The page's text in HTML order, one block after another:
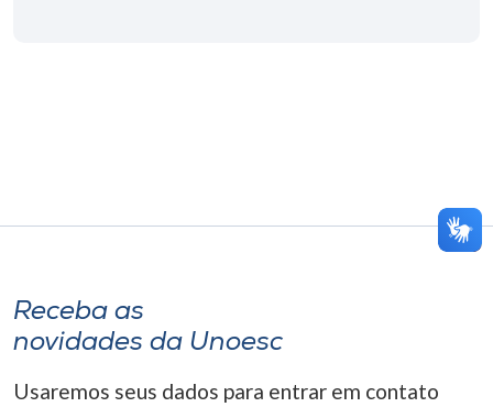
Receba as
novidades da Unoesc
Usaremos seus dados para entrar em contato